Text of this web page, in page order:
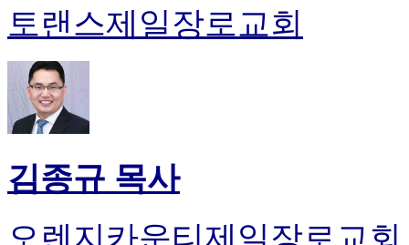
토랜스제일장로교회
김종규 목사
오렌지카운티제일장로교회